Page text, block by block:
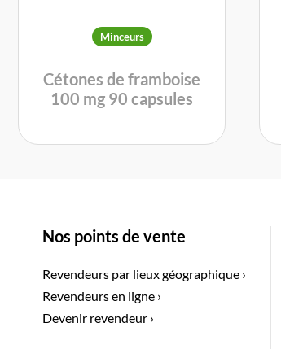
Minceurs
Cétones de framboise
100 mg 90 capsules
Nos points de vente
Revendeurs par lieux géographique ›
Revendeurs en ligne ›
Devenir revendeur ›